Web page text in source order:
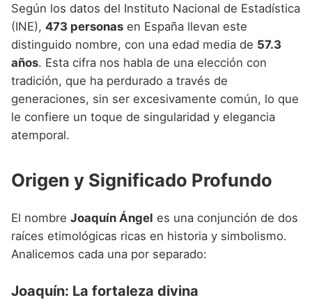
Nombres de niño que empiezan por M
Nombres de niño que empiezan por N
Nombres de niño que empiezan por O
Nombres de niño que empiezan por P
Nombres de niño que empiezan por Q
Nombres de niño que empiezan por S
Nombres de niño que empiezan por U
Nombres de niño que empiezan por V
Nombres de niño que empiezan por W
Nombres de Niño Murcianos
Nombres de Niño Navarros
Nombres de Niño Riojanos
Nombres de Niño Valencianos
Nombres de Niño Vascos
Nombres de Niño Judíos
Nombres de Niño Marroquíes
Nombres de Niño Portugueses
Nombres de Niño Rumanos
Según los datos del Instituto Nacional de Estadística
(INE), 473 personas en España llevan este
distinguido nombre, con una edad media de 57.3
años. Esta cifra nos habla de una elección con
tradición, que ha perdurado a través de
generaciones, sin ser excesivamente común, lo que
le confiere un toque de singularidad y elegancia
atemporal.
Origen y Significado Profundo
El nombre Joaquín Ángel es una conjunción de dos
raíces etimológicas ricas en historia y simbolismo.
Analicemos cada una por separado:
Joaquín: La fortaleza divina